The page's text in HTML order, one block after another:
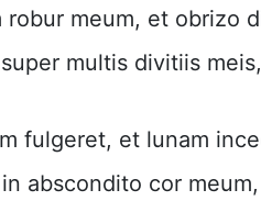
robur meum, et obrizo
multis divitiis
fulgeret, et lunam
abscondito cor